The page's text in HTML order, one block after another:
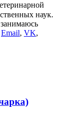
наук.
Email, VK,